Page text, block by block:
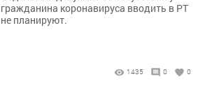
гражданина коронавируса вводить в РТ
не планируют.
1435 0 0